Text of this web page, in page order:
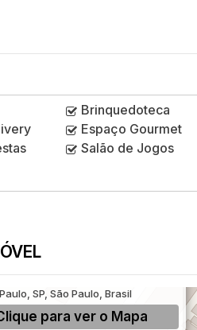
Brinquedoteca
Espaço Gourmet
Salão de Jogos
Grassman, 9, Jardim Mirante, São
Paulo, SP, São Paulo, Brasil
para ver o Mapa